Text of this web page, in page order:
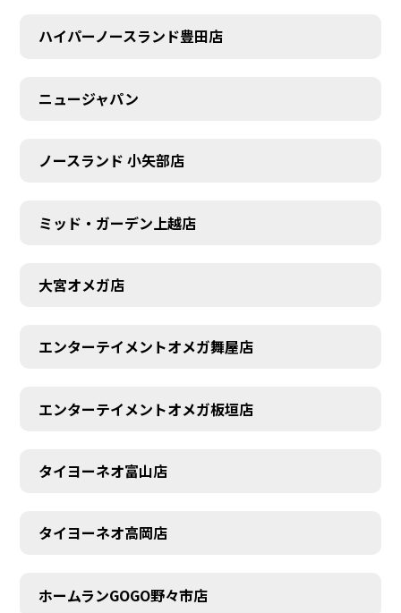
AUDITION
ハイパーノースランド豊田店
ニュージャパン
ノースランド 小矢部店
ミッド・ガーデン上越店
大宮オメガ店
エンターテイメントオメガ舞屋店
エンターテイメントオメガ板垣店
タイヨーネオ富山店
タイヨーネオ高岡店
ホームランGOGO野々市店